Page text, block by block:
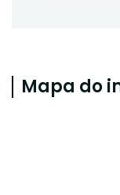
Mapa do